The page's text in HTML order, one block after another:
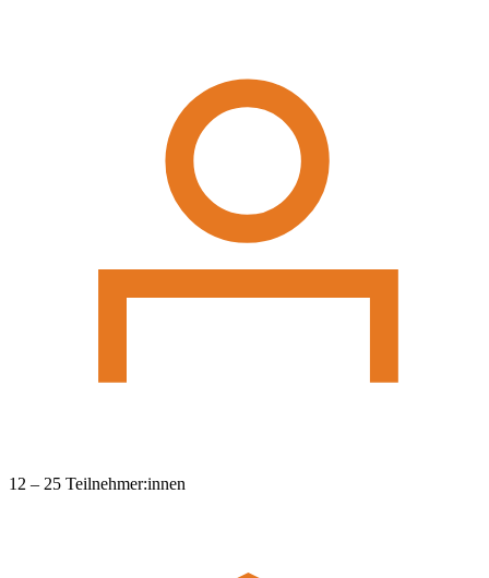
12 – 25 Teilnehmer:innen